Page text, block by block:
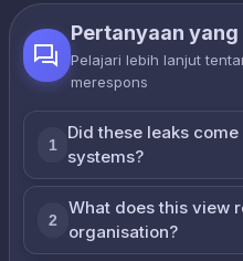
Pertanyaan
Pelajari lebih lanjut
merespons
1
Did these leaks
systems?
2
What does this view
organisation?